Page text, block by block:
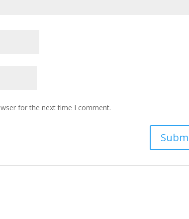
for the next time I comment.